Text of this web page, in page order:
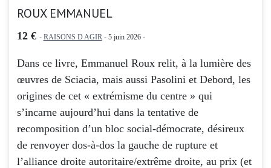
ROUX EMMANUEL
12 € - RAISONS D AGIR - 5 juin 2026 -
Dans ce livre, Emmanuel Roux relit, à la lumière des
œuvres de Sciacia, mais aussi Pasolini et Debord, les
origines de cet « extrémisme du centre » qui
s’incarne aujourd’hui dans la tentative de
recomposition d’un bloc social-démocrate, désireux
de renvoyer dos-à-dos la gauche de rupture et
l’alliance droite autoritaire/extrême droite, au prix (et